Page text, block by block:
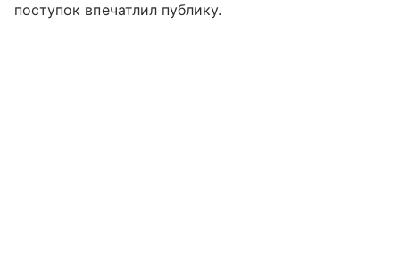
поступок впечатлил публику.